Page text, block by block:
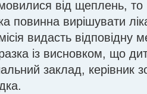
від щеплень, то
повинна вирішувати
видасть відповідну
із висновком, що
заклад, керівник